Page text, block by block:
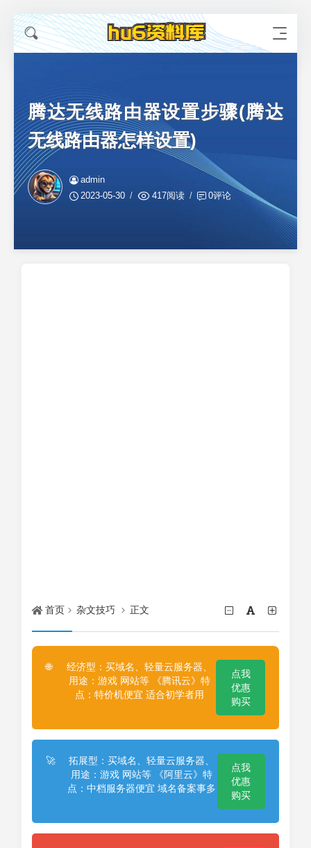
腾达无线路由器设置步骤(腾达
无线路由器怎样设置)
admin
2023-05-30
417阅读 0评论
首页 杂文技巧 正文
🌐
经济型：买域名、轻量云服务器、
用途：游戏 网站等 《腾讯云》特
点：特价机便宜 适合初学者用
点我
优惠
购买
🚀
拓展型：买域名、轻量云服务器、
用途：游戏 网站等 《阿里云》特
点：中档服务器便宜 域名备案事多
点我
优惠
购买